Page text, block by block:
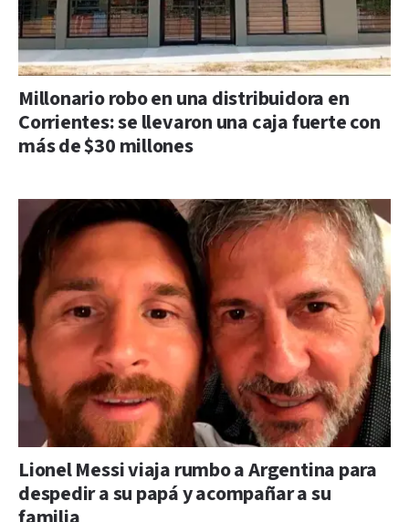
Millonario robo en una distribuidora en
Corrientes: se llevaron una caja fuerte con
más de $30 millones
Lionel Messi viaja rumbo a Argentina para
despedir a su papá y acompañar a su